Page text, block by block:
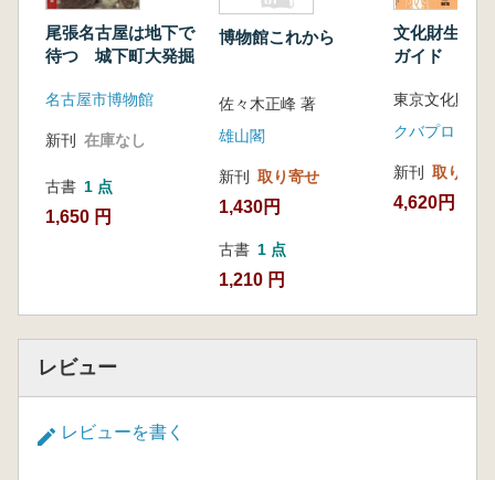
尾張名古屋は地下で
待つ 城下町大発掘
名古屋市博物館
新刊 在庫なし
古書 1 点
1,650 円
博物館これから
佐々木正峰 著
雄山閣
新刊 取り寄せ
1,430円
古書 1 点
1,210 円
文化財生物
ガイド DVD
東京文化財
クバプロ
新刊 取り寄せ
4,620円
レビュー
レビューを書く